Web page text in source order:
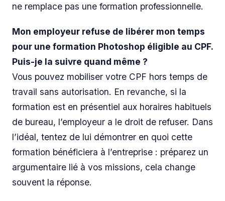
ne remplace pas une formation professionnelle.
Mon employeur refuse de libérer mon temps
pour une formation Photoshop éligible au CPF.
Puis-je la suivre quand même ?
Vous pouvez mobiliser votre CPF hors temps de
travail sans autorisation. En revanche, si la
formation est en présentiel aux horaires habituels
de bureau, l’employeur a le droit de refuser. Dans
l’idéal, tentez de lui démontrer en quoi cette
formation bénéficiera à l’entreprise : préparez un
argumentaire lié à vos missions, cela change
souvent la réponse.